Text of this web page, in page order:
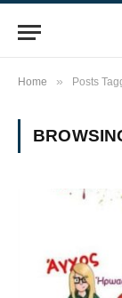
Home » Posts